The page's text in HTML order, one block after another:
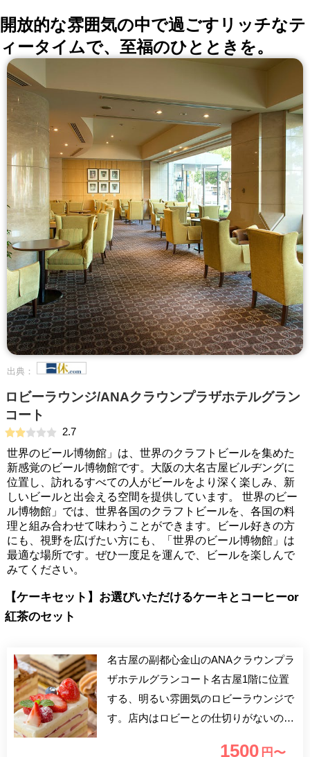
開放的な雰囲気の中で過ごすリッチなテ
ィータイムで、至福のひとときを。
出典：
ロビーラウンジ/ANAクラウンプラザホテルグラン
コート
2.7
世界のビール博物館」は、世界のクラフトビールを集めた
新感覚のビール博物館です。大阪の大名古屋ビルヂングに
位置し、訪れるすべての人がビールをより深く楽しみ、新
しいビールと出会える空間を提供しています。 世界のビー
ル博物館」では、世界各国のクラフトビールを、各国の料
理と組み合わせて味わうことができます。ビール好きの方
にも、視野を広げたい方にも、「世界のビール博物館」は
最適な場所です。ぜひ一度足を運んで、ビールを楽しんで
みてください。
【ケーキセット】お選びいただけるケーキとコーヒーor
紅茶のセット
名古屋の副都心金山のANAクラウンプラ
ザホテルグランコート名古屋1階に位置
する、明るい雰囲気のロビーラウンジで
す。店内はロビーとの仕切りがないので
1500 円〜